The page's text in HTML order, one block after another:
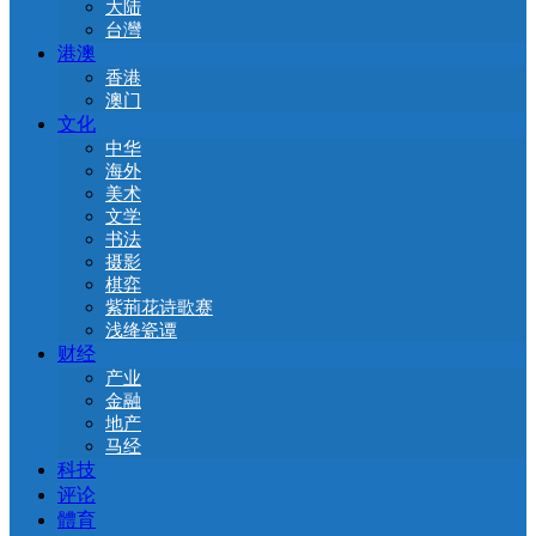
大陆
台灣
港澳
香港
澳门
文化
中华
海外
美术
文学
书法
摄影
棋弈
紫荊花诗歌赛
浅绛瓷谭
财经
产业
金融
地产
马经
科技
评论
體育